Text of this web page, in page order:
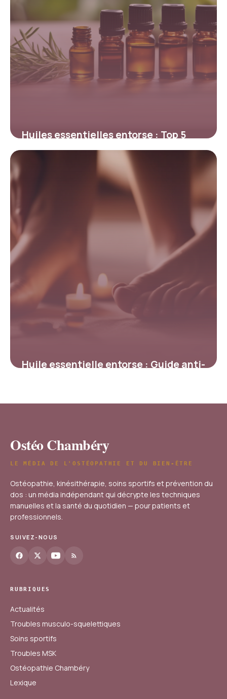
Huiles essentielles entorse : Top 5
efficaces
Huile essentielle entorse : Guide anti-
Ostéo Chambéry
LE MÉDIA DE L'OSTÉOPATHIE ET DU BIEN-ÊTRE
Ostéopathie, kinésithérapie, soins sportifs et prévention du
dos : un média indépendant qui décrypte les techniques
manuelles et la santé du quotidien — pour patients et
professionnels.
SUIVEZ-NOUS
RUBRIQUES
Actualités
Troubles musculo-squelettiques
Soins sportifs
Troubles MSK
Ostéopathie Chambéry
Lexique